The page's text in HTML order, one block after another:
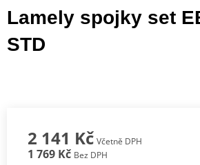
Lamely spojky set
STD
2 141 Kč Včetně DPH
1 769 Kč Bez DPH